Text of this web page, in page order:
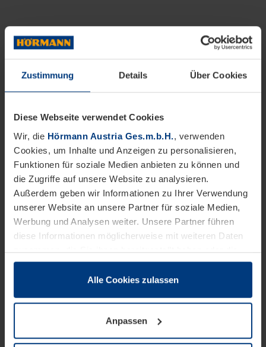
Zustimmung Details Über Cookies
Diese Webseite verwendet Cookies
Wir, die Hörmann Austria Ges.m.b.H., verwenden
Cookies, um Inhalte und Anzeigen zu personalisieren,
Funktionen für soziale Medien anbieten zu können und
die Zugriffe auf unsere Website zu analysieren.
Außerdem geben wir Informationen zu Ihrer Verwendung
unserer Website an unsere Partner für soziale Medien,
Werbung und Analysen weiter. Unsere Partner führen
diese Informationen möglicherweise mit weiteren Daten
zusammen, die Sie ihnen bereitgestellt haben oder die
sie im Rahmen Ihrer Nutzung der Dienste gesammelt
wenn diese für den Betrieb dieser Seite unbedingt
notwendig sind. Für alle anderen Cookie-Typen benötigen
wir Ihre Erlaubnis. Ihre Einwilligung können Sie jederzeit
Alle Cookies zulassen
Anpassen